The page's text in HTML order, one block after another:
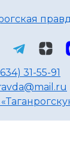
31-55-91